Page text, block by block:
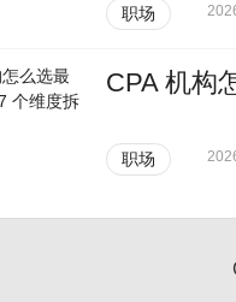
职场
CPA 机构
职场